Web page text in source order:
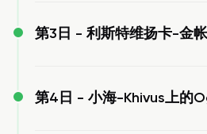
第3日 -利斯特维扬卡-金
第4日 - 小海-Khivus上的